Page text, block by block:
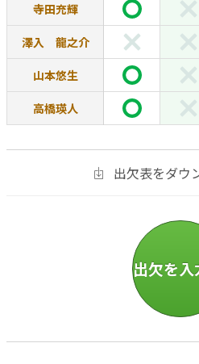
寺田充輝
澤入 龍之介
山本悠生
高橋瑛人
出欠表をダウ